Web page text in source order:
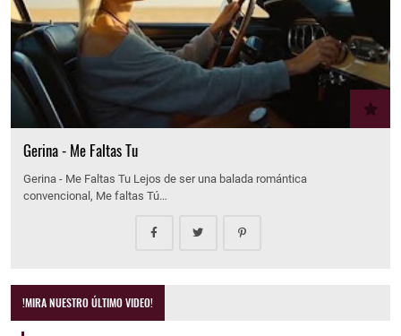
Gerina - Me Faltas Tu
Gerina - Me Faltas Tu Lejos de ser una balada romántica
convencional, Me faltas Tú…
!MIRA NUESTRO ÚLTIMO VIDEO!